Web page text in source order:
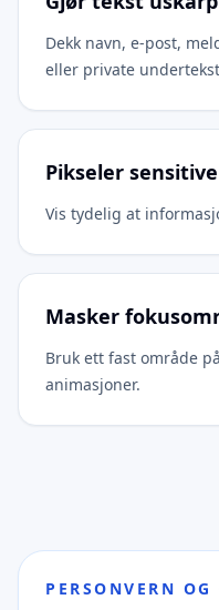
Dekk navn, e-post,
eller private
Pikseler
Vis tydelig at
Masker
Bruk ett fast område
animasjoner.
PERSONVERN OG